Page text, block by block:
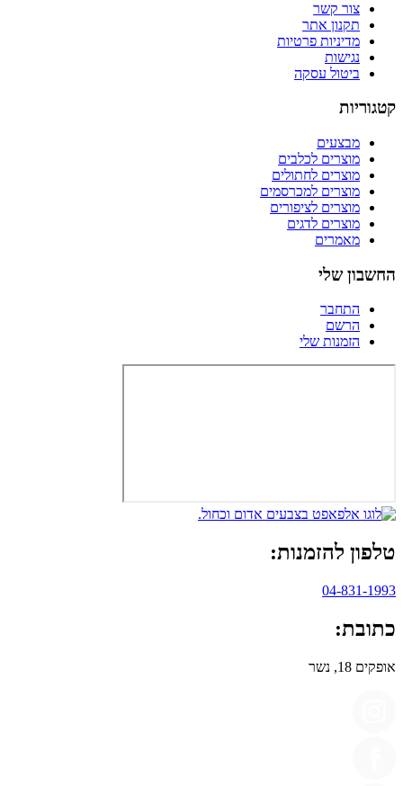
צור קשר
תקנון אתר
מדיניות פרטיות
נגישות
ביטול עסקה
קטגוריות
מבצעים
מוצרים לכלבים
מוצרים לחתולים
מוצרים למכרסמים
מוצרים לציפורים
מוצרים לדגים
מאמרים
החשבון שלי
התחבר
הרשם
הזמנות שלי
טלפון להזמנות:
04-831-1993
כתובת:
אופקים 18, נשר